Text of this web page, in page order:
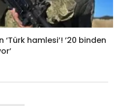
hamlesi’! ’20 binden